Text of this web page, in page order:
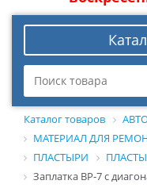
Каталог товаров
МАТЕРИАЛ ДЛЯ
ПЛАСТЫРИ
Заплатка BP-7 с